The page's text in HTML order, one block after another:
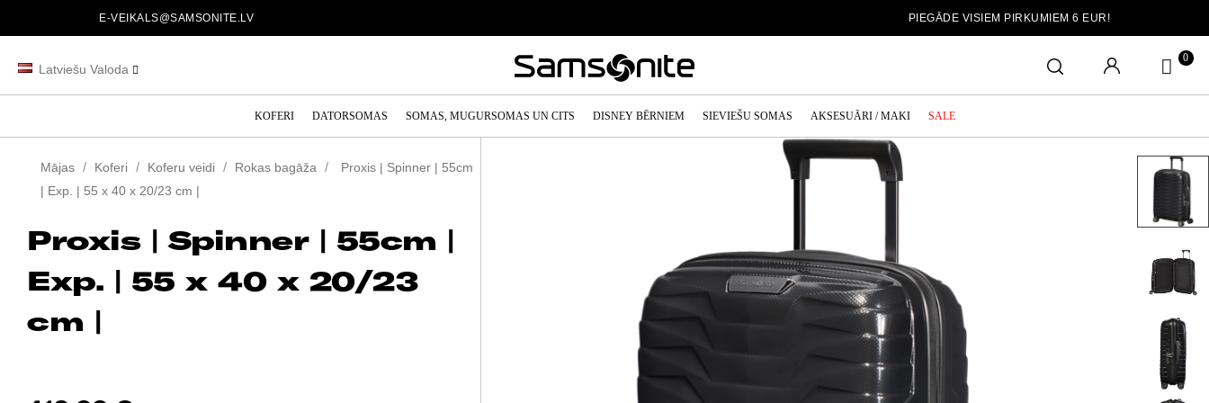
E-VEIKALS@SAMSONITE.LV PIEGĀDE VISIEM PIRKUMIEM 6 EUR!
Latviešu Valoda
0
KOFERI DATORSOMAS SOMAS, MUGURSOMAS UN CITS DISNEY BĒRNIEM SIEVIEŠU SOMAS AKSESUĀRI / MAKI SALE
Mājas Koferi Koferu veidi Rokas bagāža
Proxis | Spinner | 55cm
| Exp. | 55 x 40 x 20/23 cm |
Proxis | Spinner | 55cm |
Exp. | 55 x 40 x 20/23
cm |